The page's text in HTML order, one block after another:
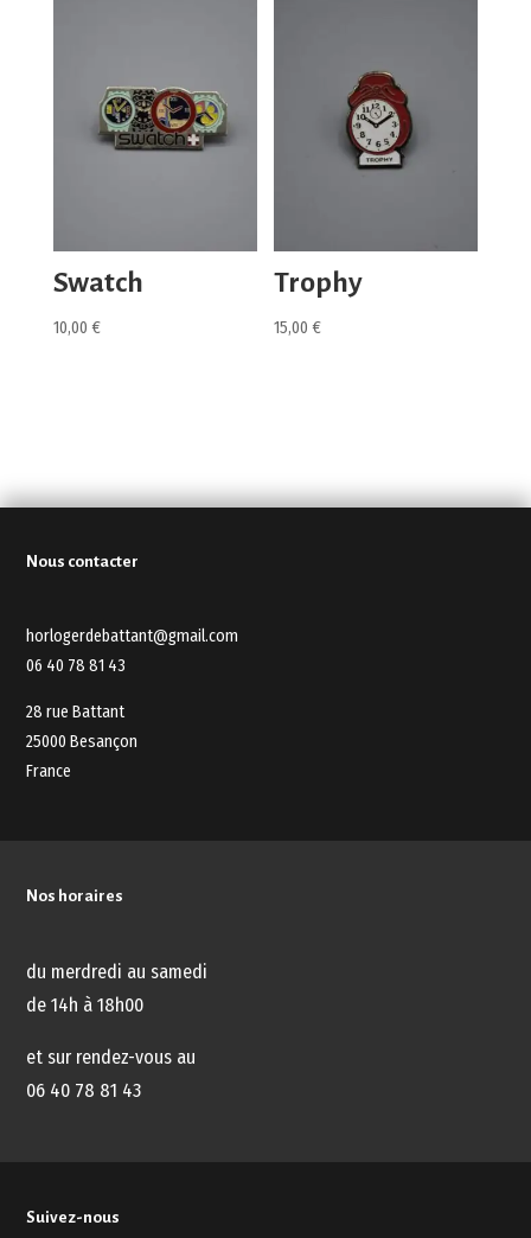
Swatch
10,00 €
Trophy
15,00€
Nous contacter
horlogerdebattant@gmail.com
06 40 78 81 43
28 rue Battant
25000 Besançon
France
Nos horaires
du merdredi au samedi
de 14h à 18h00
et sur rendez-vous au
06 40 78 81 43
Suivez-nous